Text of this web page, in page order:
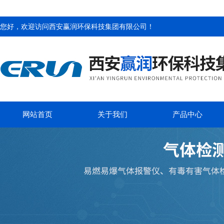
您好，欢迎访问西安赢润环保科技集团有限公司 ！
网站首页 关于我们 产品中心